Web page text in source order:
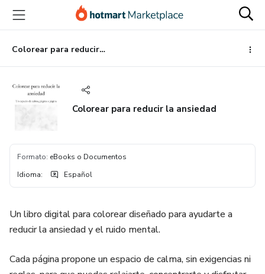
principal
página
de
página
Colorear para reducir la ansiedad
Colorear para reducir la ansiedad
Formato: eBooks o Documentos
Idioma: Español
Un libro digital para colorear diseñado para ayudarte a
reducir la ansiedad y el ruido mental.
Cada página propone un espacio de calma, sin exigencias ni